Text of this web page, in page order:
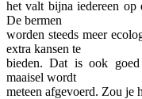
het valt bijna iedereen op
De bermen
worden steeds meer
extra kansen te
bieden. Dat is ook
maaisel wordt
meteen afgevoerd. Zou je